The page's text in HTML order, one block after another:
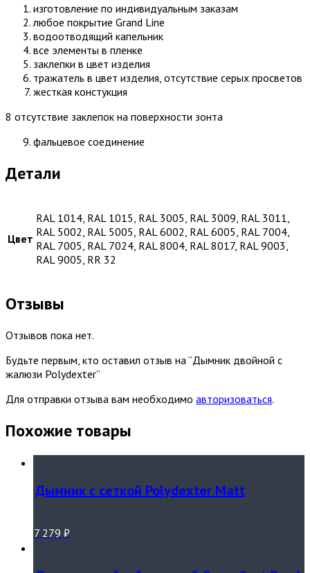
изготовление по индивидуальным заказам
любое покрытие Grand Line
водоотводящий капельник
все элементы в пленке
заклепки в цвет изделия
тражатель в цвет изделия, отсутствие серых просветов
жесткая констукция
8 отсутствие заклепок на поверхности зонта
фальцевое соединение
Детали
Цвет
RAL 1014, RAL 1015, RAL 3005, RAL 3009, RAL 3011,
RAL 5002, RAL 5005, RAL 6002, RAL 6005, RAL 7004,
RAL 7005, RAL 7024, RAL 8004, RAL 8017, RAL 9003,
RAL 9005, RR 32
Отзывы
Отзывов пока нет.
Будьте первым, кто оставил отзыв на “Дымник двойной с
жалюзи Polydexter”
Для отправки отзыва вам необходимо авторизоваться.
Похожие товары
Дымник с сеткой Polydexter Matt
7 279 ₽